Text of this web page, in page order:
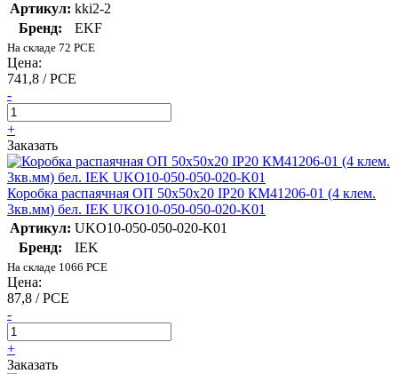
Артикул: kki2-2
Бренд:
EKF
На складе 72 PCE
Цена:
741,8 / PCE
-
+
Заказать
Коробка распаячная ОП 50х50х20 IP20 КМ41206-01 (4 клем.
3кв.мм) бел. IEK UKO10-050-050-020-K01
Артикул: UKO10-050-050-020-K01
Бренд:
IEK
На складе 1066 PCE
Цена:
87,8 / PCE
-
+
Заказать